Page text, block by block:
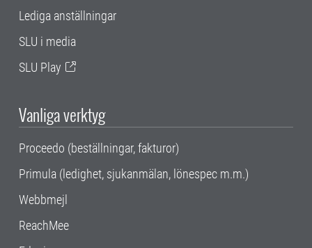
Lediga anställningar
SLU i media
SLU Play
Vanliga verktyg
Proceedo (beställningar, fakturor)
Primula (ledighet, sjukanmälan, lönespec m.m.)
Webbmejl
ReachMee